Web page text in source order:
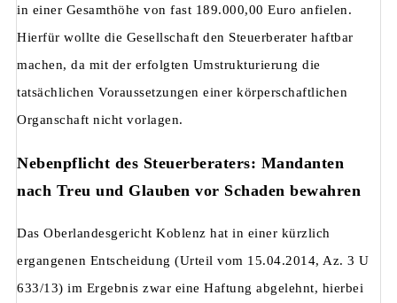
in einer Gesamthöhe von fast 189.000,00 Euro anfielen.
Hierfür wollte die Gesellschaft den Steuerberater haftbar
machen, da mit der erfolgten Umstrukturierung die
tatsächlichen Voraussetzungen einer körperschaftlichen
Organschaft nicht vorlagen.
Nebenpflicht des Steuerberaters: Mandanten
nach Treu und Glauben vor Schaden bewahren
Das Oberlandesgericht Koblenz hat in einer kürzlich
ergangenen Entscheidung (Urteil vom 15.04.2014, Az. 3 U
633/13) im Ergebnis zwar eine Haftung abgelehnt, hierbei